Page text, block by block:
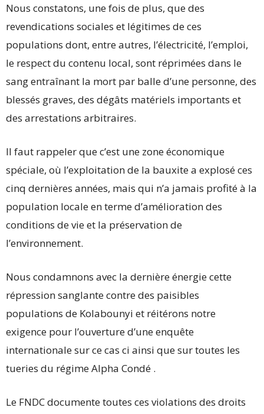
Nous constatons, une fois de plus, que des
revendications sociales et légitimes de ces
populations dont, entre autres, l’électricité, l’emploi,
le respect du contenu local, sont réprimées dans le
sang entraînant la mort par balle d’une personne, des
blessés graves, des dégâts matériels importants et
des arrestations arbitraires.
Il faut rappeler que c’est une zone économique
spéciale, où l’exploitation de la bauxite a explosé ces
cinq dernières années, mais qui n’a jamais profité à la
population locale en terme d’amélioration des
conditions de vie et la préservation de
l’environnement.
Nous condamnons avec la dernière énergie cette
répression sanglante contre des paisibles
populations de Kolabounyi et réitérons notre
exigence pour l’ouverture d’une enquête
internationale sur ce cas ci ainsi que sur toutes les
tueries du régime Alpha Condé .
Le FNDC documente toutes ces violations des droits